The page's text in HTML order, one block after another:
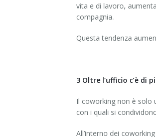
vita e di lavoro,
compagnia.
Questa tendenza
3 Oltre l’ufficio c’è di
Il coworking non è solo
con i quali si
All’interno dei